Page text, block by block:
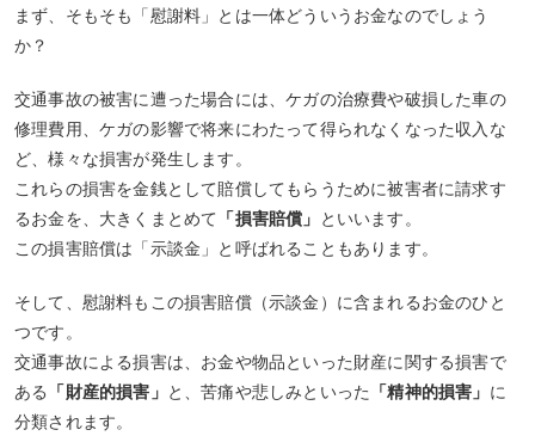
まず、そもそも「慰謝料」とは一体どういうお金なのでしょう
か？
交通事故の被害に遭った場合には、ケガの治療費や破損した車の
修理費用、ケガの影響で将来にわたって得られなくなった収入な
ど、様々な損害が発生します。
これらの損害を金銭として賠償してもらうために被害者に請求す
るお金を、大きくまとめて 「損害賠償」
といいます。
この損害賠償は「示談金」と呼ばれることもあります。
そして、慰謝料もこの損害賠償（示談金）に含まれるお金のひと
つです。
交通事故による損害は、お金や物品といった財産に関する損害で
ある
「財産的損害」 と、苦痛や悲しみといった 「精神的損害」 に
分類されます。